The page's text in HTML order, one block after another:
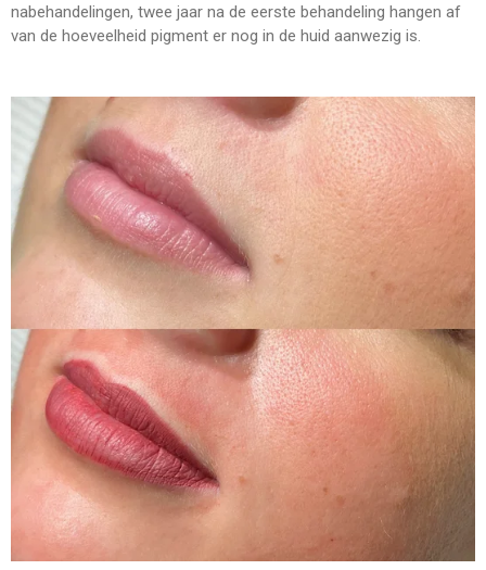
nabehandelingen, twee jaar na de eerste behandeling hangen af
van de hoeveelheid pigment er nog in de huid aanwezig is.